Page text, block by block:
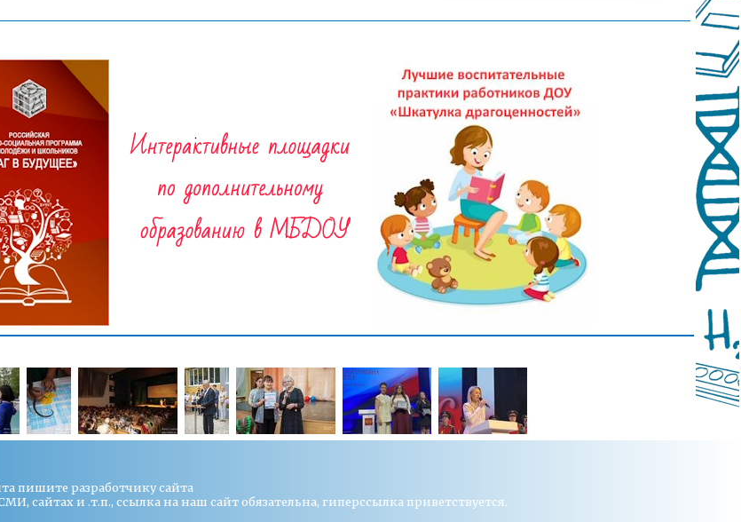
пишите разработчику сайта
сайтах и .т.п., ссылка на наш сайт обязательна, гиперссылка приветствуется.